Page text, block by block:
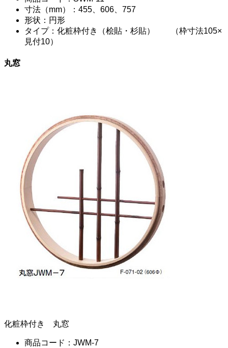
寸法（mm）：455、606、757
形状：円形
タイプ：化粧枠付き（桧貼・杉貼） （枠寸法105×
見付10）
丸窓
化粧枠付き 丸窓
商品コード：JWM-7